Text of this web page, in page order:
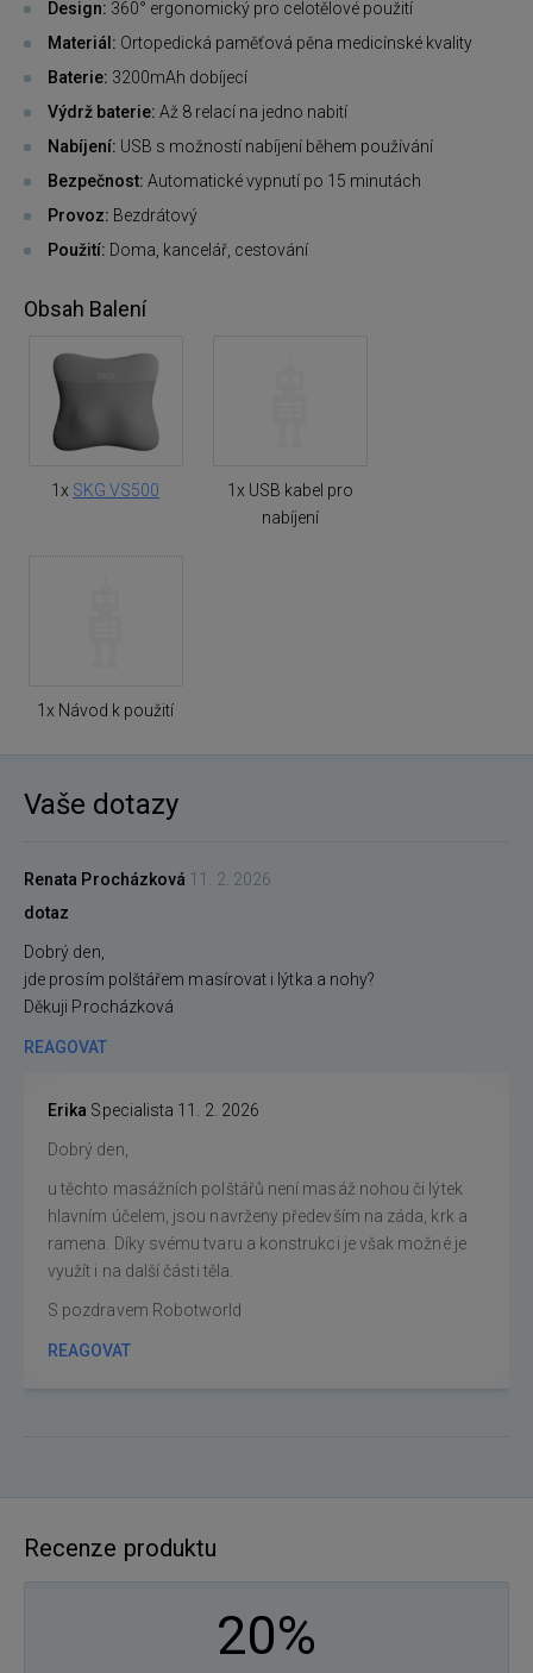
Design: 360° ergonomický pro celotělové použití
Materiál: Ortopedická paměťová pěna medicínské kvality
Baterie: 3200mAh dobíjecí
Výdrž baterie: Až 8 relací na jedno nabití
Nabíjení: USB s možností nabíjení během používání
Bezpečnost: Automatické vypnutí po 15 minutách
Provoz: Bezdrátový
Použití: Doma, kancelář, cestování
Obsah Balení
1x SKG VS500
1x USB kabel pro
nabíjení
1x Návod k použití
Vaše dotazy
Renata Procházková 11. 2. 2026
dotaz
Dobrý den,
jde prosím polštářem masírovat i lýtka a nohy?
Děkuji Procházková
REAGOVAT
Erika Specialista 11. 2. 2026
Dobrý den,
u těchto masážních polštářů není masáž nohou či lýtek
hlavním účelem, jsou navrženy především na záda, krk a
ramena. Díky svému tvaru a konstrukci je však možné je
využít i na další části těla.
S pozdravem Robotworld
REAGOVAT
Recenze produktu
20%